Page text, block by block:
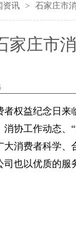
资讯 > 石家庄市
家庄市
权益纪念日来
消协工作动态
大消费者科学
也以优质的服